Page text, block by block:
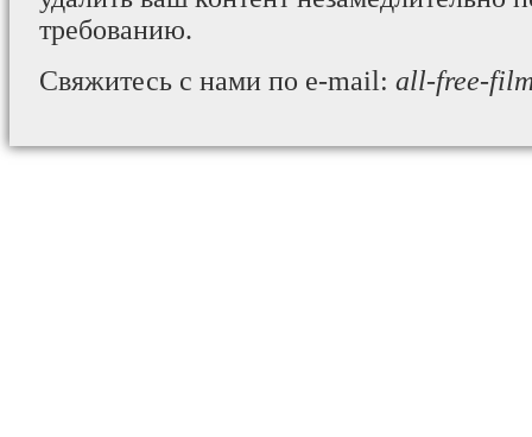
требованию.
Свяжитесь с нами по e-mail: all-free-